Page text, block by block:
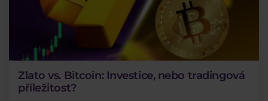
Zlato vs. Bitcoin: Investice, nebo tradingová
příležitost?